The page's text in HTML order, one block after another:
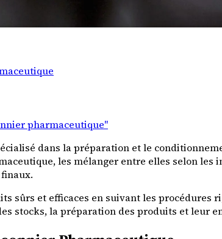
pharmaceutique"
dans la préparation et le
les mélanger entre elles selon
sûrs et efficaces en suivant les
stocks, la préparation des produits et leur